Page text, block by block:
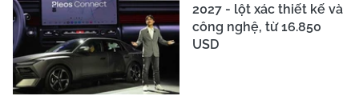
2027 - lột xác thiết kế và
công nghệ, từ 16.850
USD